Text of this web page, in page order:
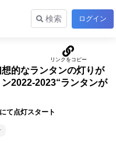
検索 ログイン
的なランタンの灯りが
2022-2023“ランタンが
て点灯スタート